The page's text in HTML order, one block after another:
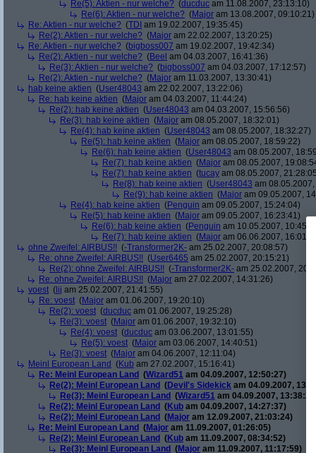
Re(5): Aktien - nur welche? (ducduc am 11.08.2007, 23:13:10)
Re(6): Aktien - nur welche? (Major am 13.08.2007, 09:10:21)
Re: Aktien - nur welche? (TDI am 19.02.2007, 19:35:45)
Re(2): Aktien - nur welche? (Major am 22.02.2007, 13:20:25)
Re: Aktien - nur welche? (bigboss007 am 19.02.2007, 19:42:34)
Re(2): Aktien - nur welche? (Beel am 04.03.2007, 16:41:36)
Re(3): Aktien - nur welche? (bigboss007 am 04.03.2007, 17:12:57)
Re(2): Aktien - nur welche? (Major am 11.03.2007, 13:30:41)
hab keine aktien (User48043 am 22.02.2007, 13:22:06)
Re: hab keine aktien (Major am 04.03.2007, 11:44:24)
Re(2): hab keine aktien (User48043 am 04.03.2007, 15:56:56)
Re(3): hab keine aktien (Major am 08.05.2007, 18:32:01)
Re(4): hab keine aktien (User48043 am 08.05.2007, 18:32:27)
Re(5): hab keine aktien (Major am 08.05.2007, 18:59:22)
Re(6): hab keine aktien (User48043 am 08.05.2007,
Re(7): hab keine aktien (Major am 08.05.2007,
Re(7): hab keine aktien (tucay am 08.05.2007,
Re(8): hab keine aktien (User48043 am
Re(9): hab keine aktien (Major am 09.05.2007,
Re(4): hab keine aktien (Penguin am 09.05.2007, 15:24:04)
Re(5): hab keine aktien (Major am 09.05.2007, 16:23:41)
Re(6): hab keine aktien (Penguin am 10.05.2007,
Re(7): hab keine aktien (Major am 06.06.2007,
ohne Zweifel: AIRBUS!! (-Transformer2K- am 25.02.2007, 20:08:57)
Re: ohne Zweifel: AIRBUS!! (User6465 am 25.02.2007, 20:15:21)
Re(2): ohne Zweifel: AIRBUS!! (-Transformer2K- am 25.02.2007,
Re: ohne Zweifel: AIRBUS!! (Major am 27.02.2007, 14:31:26)
voest ( lij am 25.02.2007, 21:41:55)
Re: voest (Major am 01.06.2007, 19:20:10)
Re(2): voest (ducduc am 01.06.2007, 19:25:28)
Re(3): voest (Major am 01.06.2007, 19:32:10)
Re(4): voest (ducduc am 03.06.2007, 13:01:55)
Re(5): voest (Major am 03.06.2007, 14:40:51)
Re(3): voest (Major am 04.06.2007, 12:11:04)
Meinl European Land (Kub am 27.02.2007, 15:16:41)
Re: Meinl European Land (Wizard51 am 04.09.2007, 12:50:27)
Re(2): Meinl European Land (Devil's Sidekick am 04.09.2007,
Re(3): Meinl European Land (Wizard51 am 04.09.2007,
Re(2): Meinl European Land (Kub am 04.09.2007, 14:27:37)
Re(2): Meinl European Land (Major am 12.09.2007, 21:03:24)
Re: Meinl European Land (Major am 11.09.2007, 01:26:05)
Re(2): Meinl European Land (Kub am 11.09.2007, 08:34:52)
Re(3): Meinl European Land (Major am 11.09.2007, 11:17:59)